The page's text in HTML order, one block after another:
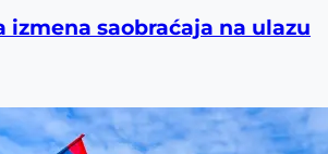
izmena saobraćaja na ulazu